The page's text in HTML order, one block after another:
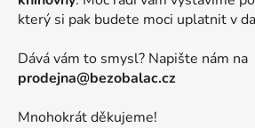
který si pak budete moci uplatnit v
Dává vám to smysl? Napište nám na
prodejna@bezobalac.cz
Mnohokrát děkujeme!